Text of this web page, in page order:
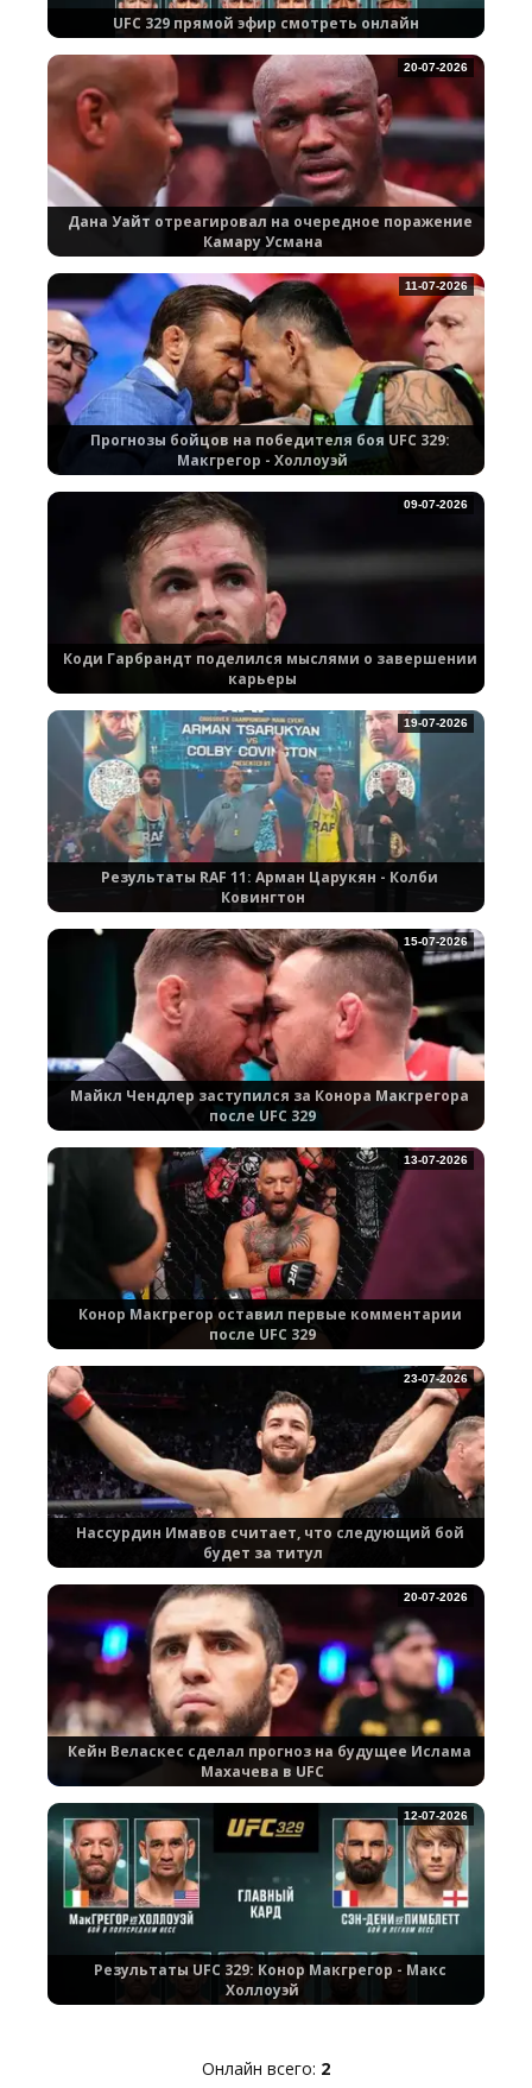
UFC 329 прямой эфир смотреть онлайн
Дана Уайт отреагировал на очередное поражение
Камару Усмана
20-07-2026
Прогнозы бойцов на победителя боя UFC 329:
Макгрегор - Холлоуэй
11-07-2026
Коди Гарбрандт поделился мыслями о завершении
карьеры
09-07-2026
Результаты RAF 11: Арман Царукян - Колби
Ковингтон
19-07-2026
Майкл Чендлер заступился за Конора Макгрегора
после UFC 329
15-07-2026
Конор Макгрегор оставил первые комментарии
после UFC 329
13-07-2026
Нассурдин Имавов считает, что следующий бой
будет за титул
23-07-2026
Кейн Веласкес сделал прогноз на будущее Ислама
Махачева в UFC
20-07-2026
Результаты UFC 329: Конор Макгрегор - Макс
Холлоуэй
12-07-2026
Онлайн всего: 2